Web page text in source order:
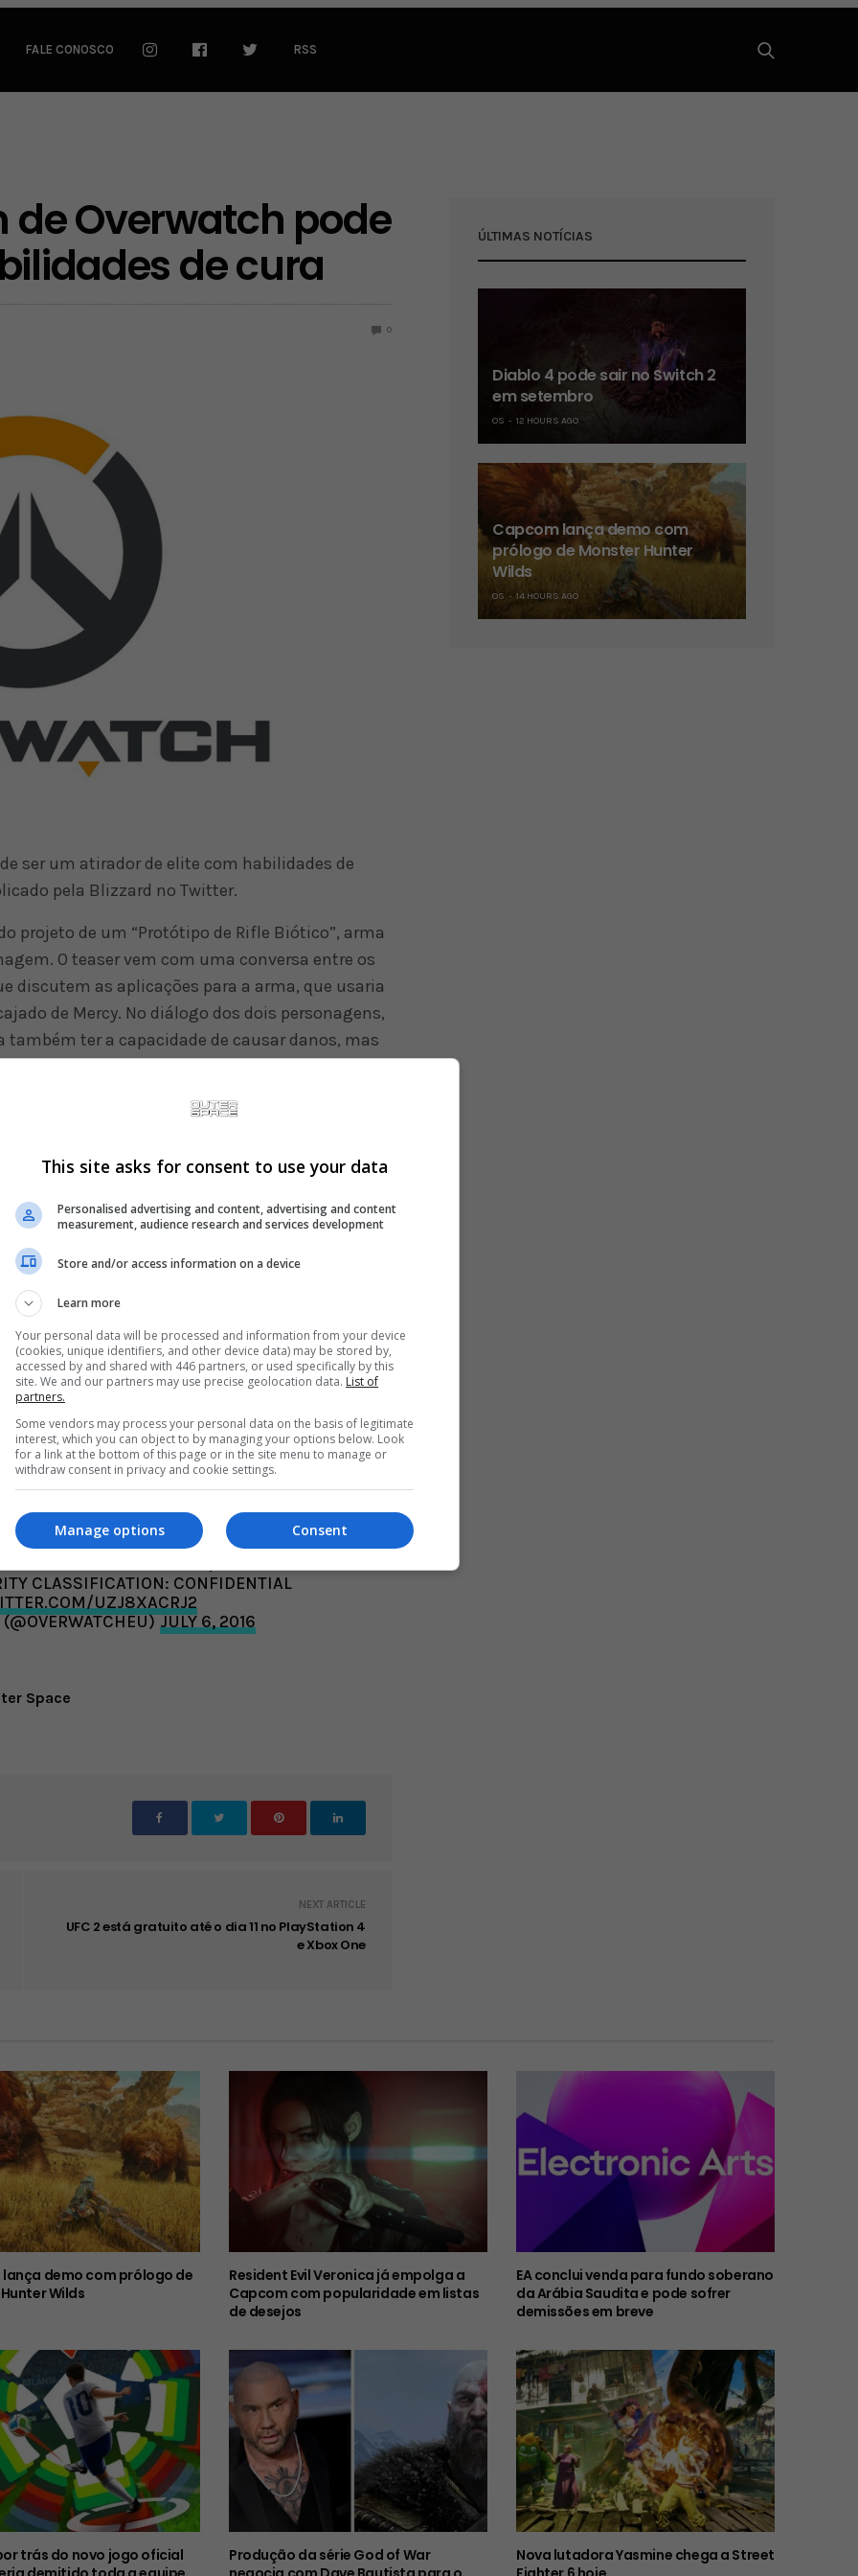
FALE CONOSCO RSS
Overwatch pode
de cura
0
ser um atirador de elite com habilidades de
pela Blizzard no Twitter.
projeto de um “Protótipo de Rifle Biótico”, arma
O teaser vem com uma conversa entre os
discutem as aplicações para a arma, que usaria
de Mercy. No diálogo dos dois personagens,
também ter a capacidade de causar danos, mas
para curar.
a Blizzard está trabalhando em novos
desenvolvidos e outros começaram a ser
aparecer no jogo.
RECORDS OF ZIEGLER, A. – OVERWATCH
CLASSIFICATION: CONFIDENTIAL
UZJ8XACRJ2
(@OVERWATCHEU)JULY 6, 2016
Space
NEXT ARTICLE
UFC 2 está gratuito até o dia 11 no PlayStation 4
e Xbox One
ÚLTIMAS NOTÍCIAS
Diablo 4 pode sair no Switch 2
em setembro
OS 12 HOURS AGO
Capcom lança demo com
prólogo de Monster Hunter
Wilds
OS 14 HOURS AGO
demo com prólogo de
Wilds
Resident Evil Veronica já empolga a
Capcom com popularidade em listas
de desejos
EA conclui venda para fundo soberano
da Arábia Saudita e pode sofrer
demissões em breve
trás do novo jogo oficial
Produção da série God of War
Nova lutadora Yasmine chega a Street
This site asks for consent to use your data
Personalised advertising and content, advertising and content
measurement, audience research and services development
Store and/or access information on a device
Learn more
Your personal data will be processed and information from your device
(cookies, unique identifiers, and other device data) may be stored by,
accessed by and shared with 446 partners, or used specifically by this
site. We and our partners may use precise geolocation data. List of
partners.
Some vendors may process your personal data on the basis of legitimate
interest, which you can object to by managing your options below. Look
for a link at the bottom of this page or in the site menu to manage or
withdraw consent in privacy and cookie settings.
Consent
Manage options